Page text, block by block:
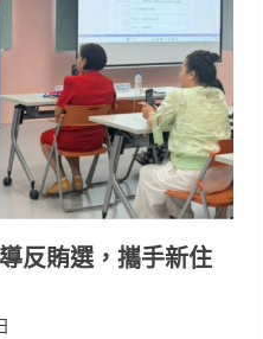
反賄選，攜手新住